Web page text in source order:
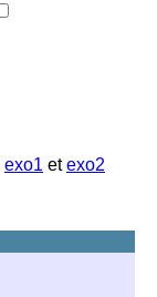
exo1 etexo2